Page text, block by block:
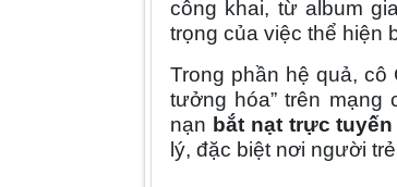
công khai, từ album
trọng của việc thể hiện
Trong phần hệ quả,
tưởng hóa” trên mạng
nạn bắt nạt trực tuyến
lý, đặc biệt nơi người